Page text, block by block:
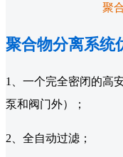
聚
聚合物分离系统
1、一个完全密闭的高
泵和阀门外）；
2、全自动过滤；